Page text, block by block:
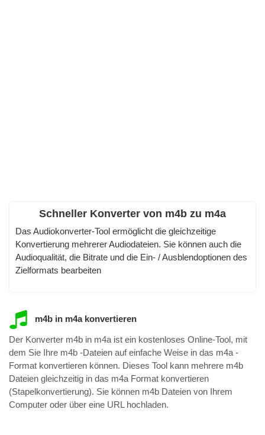
Schneller Konverter von m4b zu m4a
Das Audiokonverter-Tool ermöglicht die gleichzeitige
Konvertierung mehrerer Audiodateien. Sie können auch die
Audioqualität, die Bitrate und die Ein- / Ausblendoptionen des
Zielformats bearbeiten
m4b in m4a konvertieren
Der Konverter m4b in m4a ist ein kostenloses Online-Tool, mit
dem Sie Ihre m4b -Dateien auf einfache Weise in das m4a -
Format konvertieren können. Dieses Tool kann mehrere m4b
Dateien gleichzeitig in das m4a Format konvertieren
(Stapelkonvertierung). Sie können m4b Dateien von Ihrem
Computer oder über eine URL hochladen.